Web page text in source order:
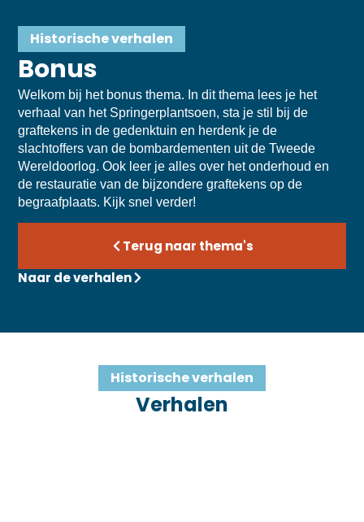
Historische verhalen
Bonus
Welkom bij het bonus thema. In dit thema lees je het
verhaal van het Springerplantsoen, sta je stil bij de
graftekens in de gedenktuin en herdenk je de
slachtoffers van de bombardementen uit de Tweede
Wereldoorlog. Ook leer je alles over het onderhoud en
de restauratie van de bijzondere graftekens op de
begraafplaats. Kijk snel verder!
Terug naar thema's
Naar de verhalen
Historische verhalen
Verhalen